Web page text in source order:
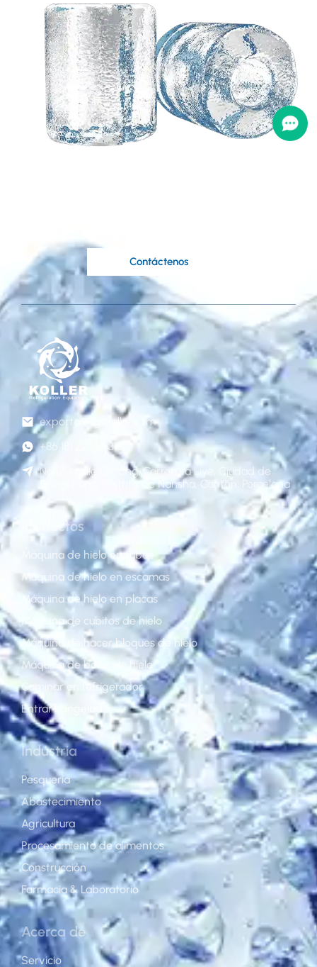
Necesita una solución
Contáctenos
exportar@gzkoller.com
+86 181 2236 8318
No.120 calle Qinlong, Carretera Liye, Ciudad de
Dongchong, Distrito de Nansha, Cantón, Porcelana
Productos
Máquina de hielo en tubos
Máquina de hielo en escamas
Máquina de hielo en placas
Máquina de cubitos de hielo
Máquina de hacer bloques de hielo
Máquina de bolas de hielo
Caminar en refrigerador
Entrar congelado
Industria
Pesquería
Abastecimiento
Agricultura
Procesamiento de alimentos
Construcción
Farmacia & Laboratorio
Acerca de
Servicio